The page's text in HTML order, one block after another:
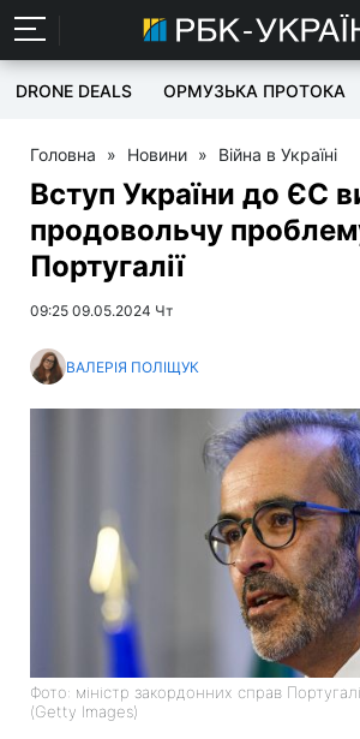
DRONE DEALS ОРМУЗЬКА ПРОТОКА
Головна » Новини » Війна в Україні
Вступ України до ЄС
продовольчу
Португалії
09:25 09.05.2024 Чт
ВАЛЕРІЯ ПОЛІЩУК
Фото: міністр закордонних справ
(Getty Images)